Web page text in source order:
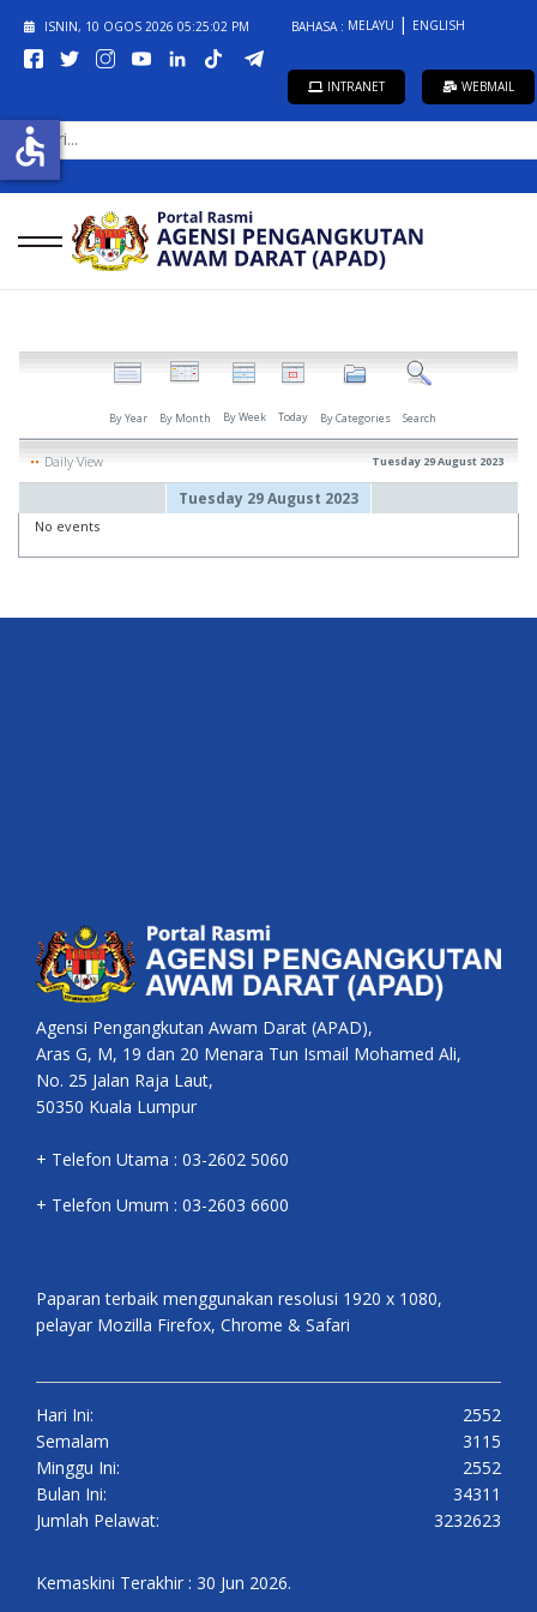
ISNIN, 10 OGOS 2026 05:25:02 PM BAHASA : MELAYU ENGLISH
INTRANET WEBMAIL
CARI...
By Year By Month By Week Today By Categories Search
Daily View Tuesday 29 August 2023
Tuesday 29 August 2023
No events
Agensi Pengangkutan Awam Darat (APAD),
Aras G, M, 19 dan 20 Menara Tun Ismail Mohamed Ali,
No. 25 Jalan Raja Laut,
50350 Kuala Lumpur
+ Telefon Utama : 03-2602 5060
+ Telefon Umum : 03-2603 6600
Paparan terbaik menggunakan resolusi 1920 x 1080,
pelayar Mozilla Firefox, Chrome & Safari
Hari Ini:
2552
Semalam
3115
Minggu Ini:
2552
Bulan Ini:
34311
Jumlah Pelawat:
3232623
Kemaskini Terakhir : 30 Jun 2026.
accessible